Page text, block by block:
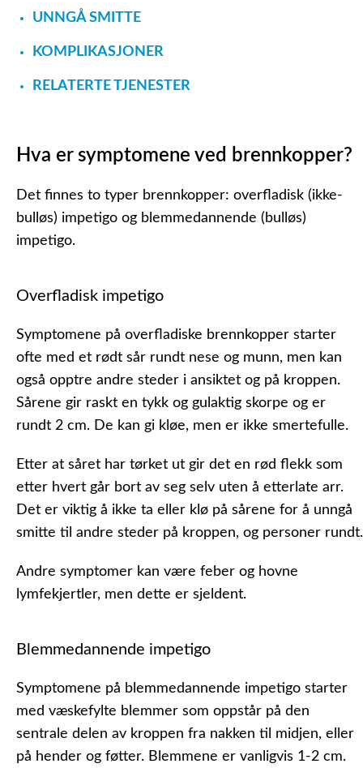
UNNGÅ SMITTE
KOMPLIKASJONER
RELATERTE TJENESTER
Hva er symptomene ved brennkopper?
Det finnes to typer brennkopper: overfladisk (ikke-
bulløs) impetigo og blemmedannende (bulløs)
impetigo.
Overfladisk impetigo
Symptomene på overfladiske brennkopper starter
ofte med et rødt sår rundt nese og munn, men kan
også opptre andre steder i ansiktet og på kroppen.
Sårene gir raskt en tykk og gulaktig skorpe og er
rundt 2 cm. De kan gi kløe, men er ikke smertefulle.
Etter at såret har tørket ut gir det en rød flekk som
etter hvert går bort av seg selv uten å etterlate arr.
Det er viktig å ikke ta eller klø på sårene for å unngå
smitte til andre steder på kroppen, og personer rundt.
Andre symptomer kan være feber og hovne
lymfekjertler, men dette er sjeldent.
Blemmedannende impetigo
Symptomene på blemmedannende impetigo starter
med væskefylte blemmer som oppstår på den
sentrale delen av kroppen fra nakken til midjen, eller
på hender og føtter. Blemmene er vanligvis 1-2 cm.